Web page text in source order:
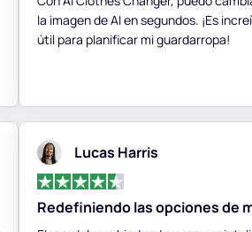
la imagen de AI en segundos. ¡Es
útil para planificar mi guardarropa!
Lucas Harris
Redefiniendo las opciones de